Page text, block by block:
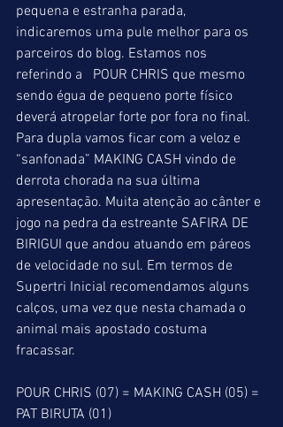
pequena e estranha parada,
indicaremos uma pule melhor para os
parceiros do blog. Estamos nos
referindo a   POUR CHRIS que mesmo
sendo égua de pequeno porte físico
deverá atropelar forte por fora no final.
Para dupla vamos ficar com a veloz e
“sanfonada” MAKING CASH vindo de
derrota chorada na sua última
apresentação. Muita atenção ao cânter e
jogo na pedra da estreante SAFIRA DE
BIRIGUI que andou atuando em páreos
de velocidade no sul. Em termos de
Supertri Inicial recomendamos alguns
calços, uma vez que nesta chamada o
animal mais apostado costuma
fracassar.
POUR CHRIS (07) = MAKING CASH (05) =
PAT BIRUTA (01)